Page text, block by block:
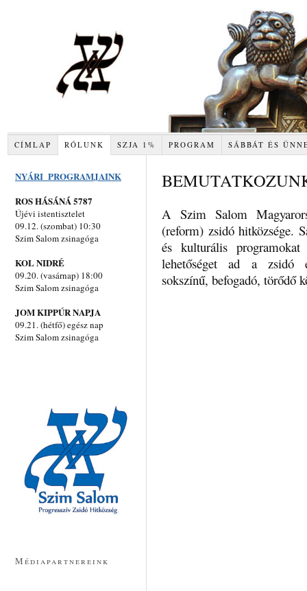
CÍMLAP RÓLUNK SZJA 1% PROGRAM SÁBBÁT ÉS
A Szim Salom
(reform) zsidó hitközsége.
és kulturális
lehetőséget ad a zsidó
sokszínű, befogadó, törődő
NYÁRI PROGRAMJAINK
ROS HÁSÁNÁ 5787
Újévi istentisztelet
09.12. (szombat) 10:30
Szim Salom zsinagóga
KOL NIDRÉ
09.20. (vasárnap) 18:00
Szim Salom zsinagóga
JOM KIPPÚR NAPJA
09.21. (hétfő) egész nap
Szim Salom zsinagóga
Médiapartnereink